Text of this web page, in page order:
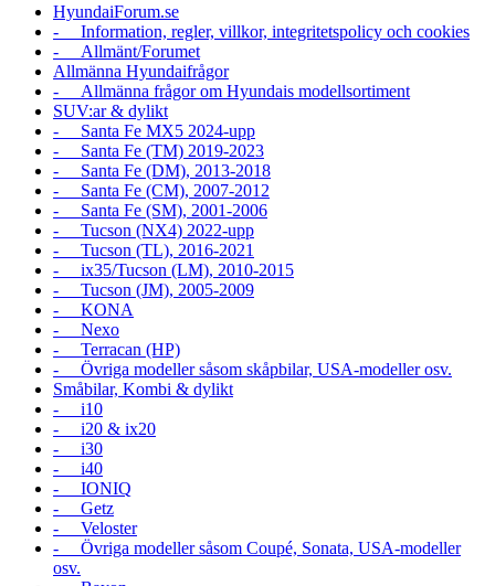
HyundaiForum.se
- Information, regler, villkor, integritetspolicy och cookies
- Allmänt/Forumet
Allmänna Hyundaifrågor
- Allmänna frågor om Hyundais modellsortiment
SUV:ar & dylikt
- Santa Fe MX5 2024-upp
- Santa Fe (TM) 2019-2023
- Santa Fe (DM), 2013-2018
- Santa Fe (CM), 2007-2012
- Santa Fe (SM), 2001-2006
- Tucson (NX4) 2022-upp
- Tucson (TL), 2016-2021
- ix35/Tucson (LM), 2010-2015
- Tucson (JM), 2005-2009
- KONA
- Nexo
- Terracan (HP)
- Övriga modeller såsom skåpbilar, USA-modeller osv.
Småbilar, Kombi & dylikt
- i10
- i20 & ix20
- i30
- i40
- IONIQ
- Getz
- Veloster
- Övriga modeller såsom Coupé, Sonata, USA-modeller
osv.